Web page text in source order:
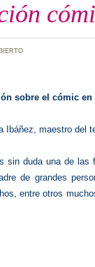
sobre el cómic
Ibáñez, maestro del
sin duda una de las
de grandes
entre otros